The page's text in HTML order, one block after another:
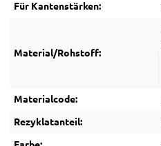
Für Kantenstärken:
Material/Rohstoff:
Materialcode:
Rezyklatanteil: